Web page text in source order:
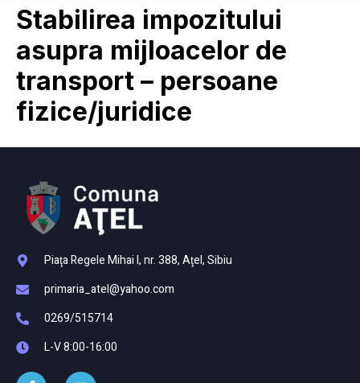
Stabilirea impozitului
asupra mijloacelor de
transport – persoane
fizice/juridice
Piaţa Regele Mihai I, nr. 388, Aţel, Sibiu
primaria_atel@yahoo.com
0269/515714
L-V 8:00-16:00